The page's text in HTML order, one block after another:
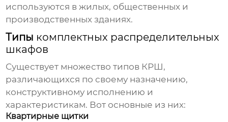
используются в жилых, общественных и
производственных зданиях.
Типы комплектных распределительных
шкафов
Существует множество типов КРШ,
различающихся по своему назначению,
конструктивному исполнению и
характеристикам. Вот основные из них:
Квартирные щитки